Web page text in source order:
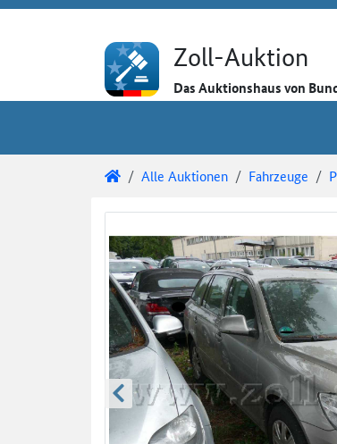
Zoll-Auktion
Das Auktionshaus von
Zoll-Auktion
Alle Auktionen Fahrzeuge
Auktionsdetails
zurück blättern